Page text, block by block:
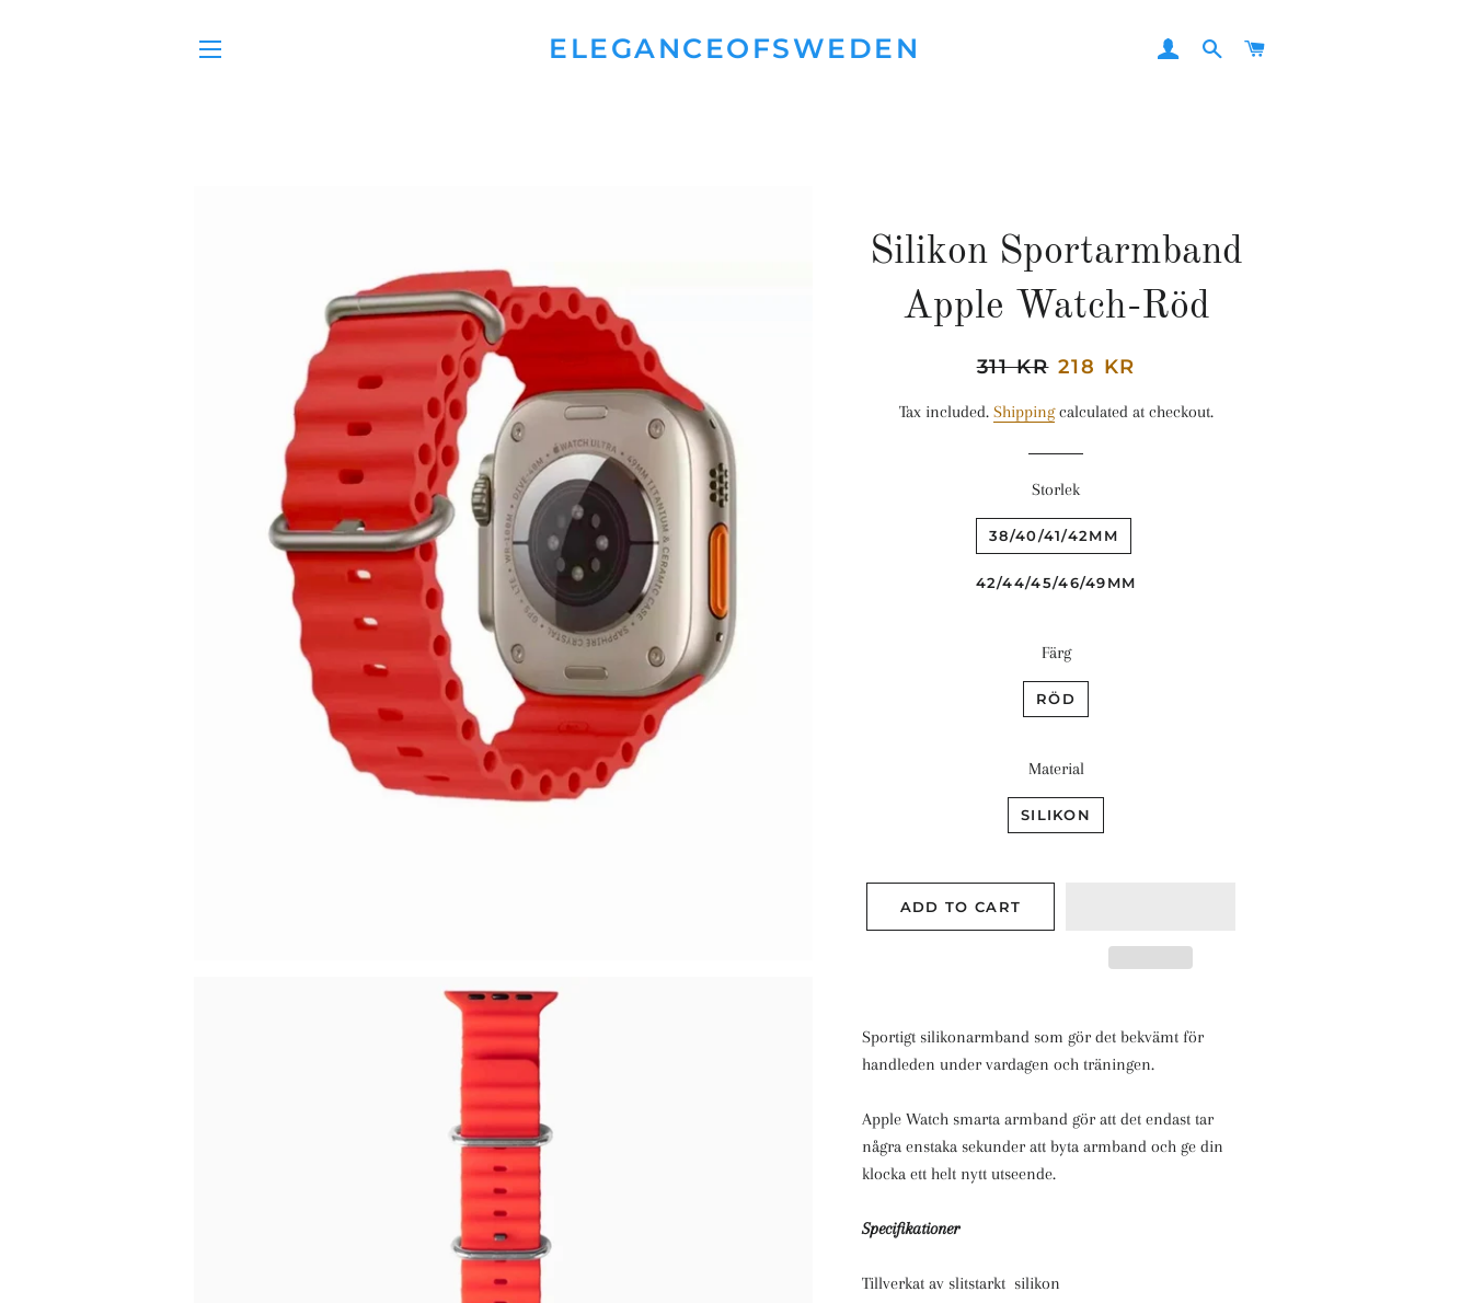
ELEGANCEOFSWEDEN LOG INSEARCH
Silikon Sportarmband
Apple Watch-Röd
Regular
311 KR Sale
218 KR
Tax included. Shippingcalculated at checkout.
Storlek
38/40/41/42MM
42/44/45/46/49MM
Färg
RÖD
Material
SILIKON
ADD TO CART
Sportigt silikonarmband som gör det bekvämt för
handleden under vardagen och träningen.
Apple Watch smarta armband gör att det endast tar
några enstaka sekunder att byta armband och ge din
klocka ett helt nytt utseende.
Specifikationer
Tillverkat av slitstarkt silikon